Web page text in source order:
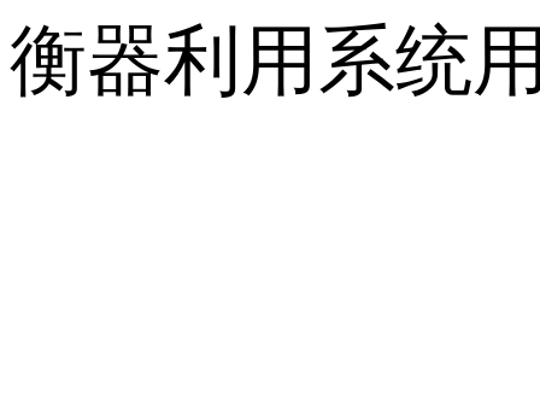
衡器利用系统